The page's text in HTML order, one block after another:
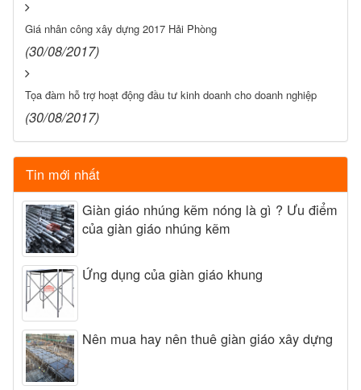
Giá nhân công xây dựng 2017 Hải Phòng
(30/08/2017)
Tọa đàm hỗ trợ hoạt động đầu tư kinh doanh cho doanh nghiệp
(30/08/2017)
Tin mới nhất
Giàn giáo nhúng kẽm nóng là gì ? Ưu điểm
của giàn giáo nhúng kẽm
Ứng dụng của giàn giáo khung
Nên mua hay nên thuê giàn giáo xây dựng